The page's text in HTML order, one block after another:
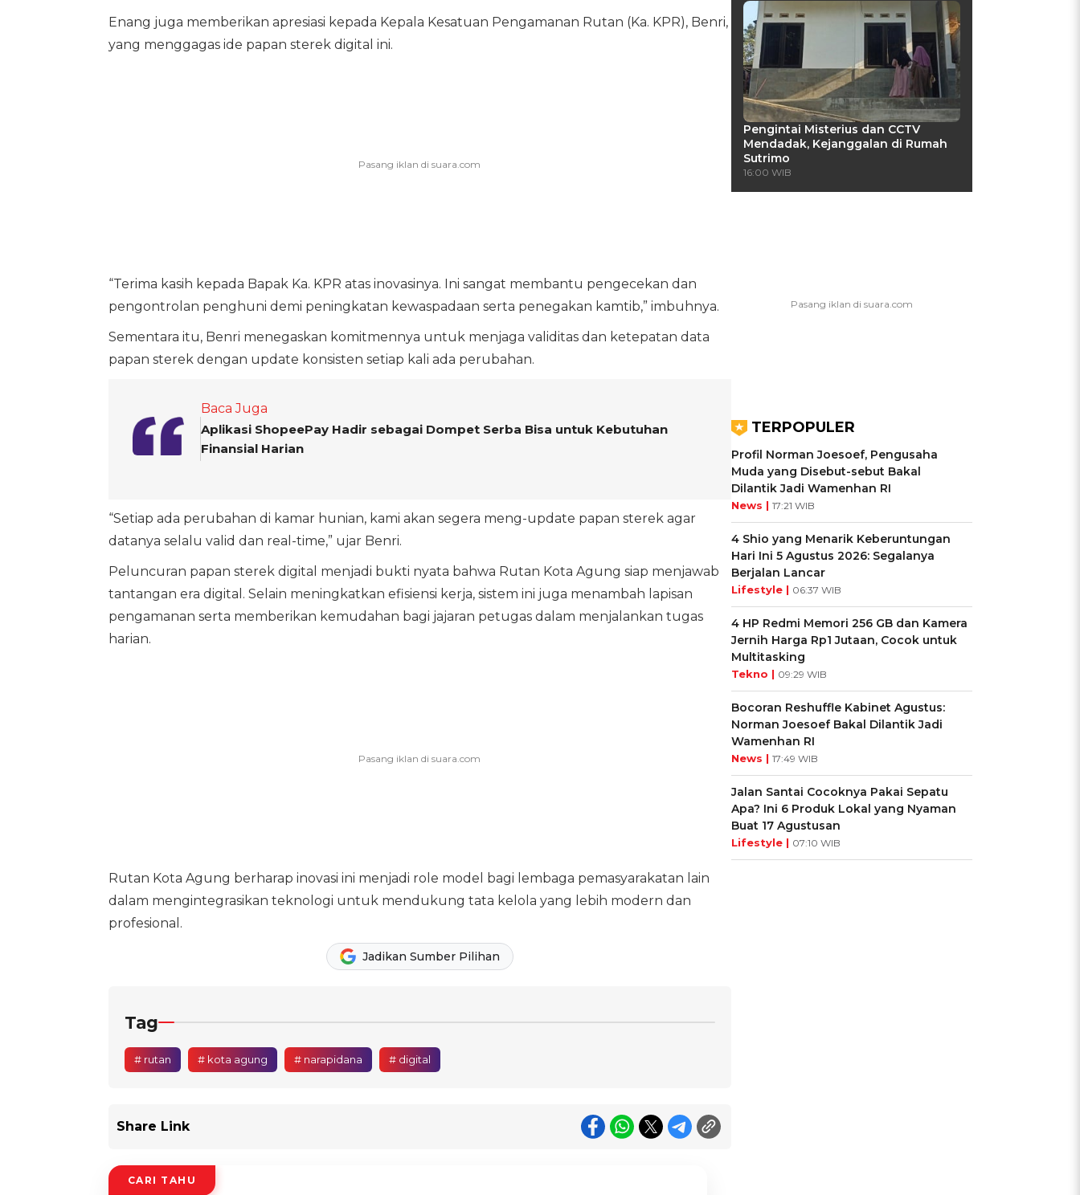
Enang juga memberikan apresiasi kepada Kepala Kesatuan Pengamanan Rutan (Ka. KPR), Benri,
yang menggagas ide papan sterek digital ini.
“Terima kasih kepada Bapak Ka. KPR atas inovasinya. Ini sangat membantu pengecekan dan
pengontrolan penghuni demi peningkatan kewaspadaan serta penegakan kamtib,” imbuhnya.
Sementara itu, Benri menegaskan komitmennya untuk menjaga validitas dan ketepatan data
papan sterek dengan update konsisten setiap kali ada perubahan.
Baca Juga
Aplikasi ShopeePay Hadir sebagai Dompet Serba Bisa untuk Kebutuhan
Finansial Harian
“Setiap ada perubahan di kamar hunian, kami akan segera meng-update papan sterek agar
datanya selalu valid dan real-time,” ujar Benri.
Peluncuran papan sterek digital menjadi bukti nyata bahwa Rutan Kota Agung siap menjawab
tantangan era digital. Selain meningkatkan efisiensi kerja, sistem ini juga menambah lapisan
pengamanan serta memberikan kemudahan bagi jajaran petugas dalam menjalankan tugas
harian.
Rutan Kota Agung berharap inovasi ini menjadi role model bagi lembaga pemasyarakatan lain
dalam mengintegrasikan teknologi untuk mendukung tata kelola yang lebih modern dan
profesional.
Jadikan Sumber Pilihan
Tag
# rutan # kota agung # narapidana # digital
Share Link
CARI TAHU
Pengintai Misterius dan CCTV
Mendadak, Kejanggalan di Rumah
Sutrimo
16:00 WIB
TERPOPULER
Profil Norman Joesoef, Pengusaha
Muda yang Disebut-sebut Bakal
Dilantik Jadi Wamenhan RI
News | 17:21 WIB
4 Shio yang Menarik Keberuntungan
Hari Ini 5 Agustus 2026: Segalanya
Berjalan Lancar
Lifestyle | 06:37 WIB
4 HP Redmi Memori 256 GB dan Kamera
Jernih Harga Rp1 Jutaan, Cocok untuk
Multitasking
Tekno | 09:29 WIB
Bocoran Reshuffle Kabinet Agustus:
Norman Joesoef Bakal Dilantik Jadi
Wamenhan RI
News | 17:49 WIB
Jalan Santai Cocoknya Pakai Sepatu
Apa? Ini 6 Produk Lokal yang Nyaman
Buat 17 Agustusan
Lifestyle | 07:10 WIB